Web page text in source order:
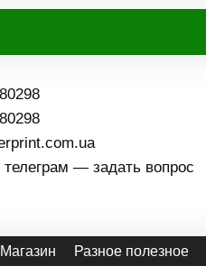
— задать вопрос
Магазин Разное полезное